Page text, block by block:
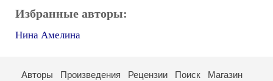
Избранные авторы:
Нина Амелина
Авторы Произведения Рецензии Поиск
Магазин